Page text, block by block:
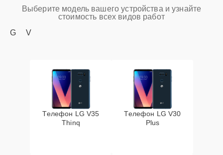
Выберите модель вашего устройства и узнайте
стоимость всех видов работ
G
V
Телефон LG V35
Thinq
Телефон LG V30
Plus